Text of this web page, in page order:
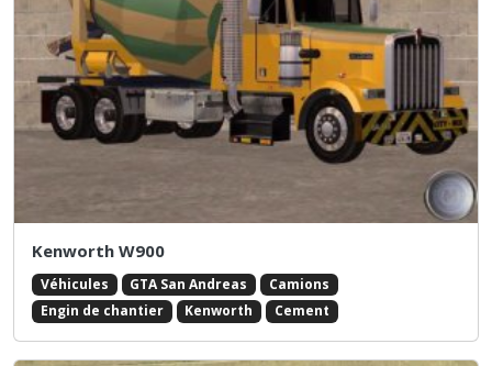
Kenworth W900
Véhicules GTA San Andreas
Camions
Engin de chantier
Kenworth Cement